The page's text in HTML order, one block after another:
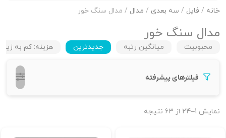
خانه / فایل / سه بعدی / مدال / مدال سنگ خور
مدال سنگ خور
محبوبیت میانگین رتبه جدیدترین هزینه: کم به زیاد
فیلترهای پیشرفته
نمایش 1–24 از 63 نتیجه